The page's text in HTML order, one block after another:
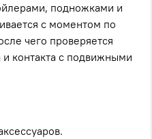
подножками и
с моментом по
чего проверяется
и контакта с подвижными